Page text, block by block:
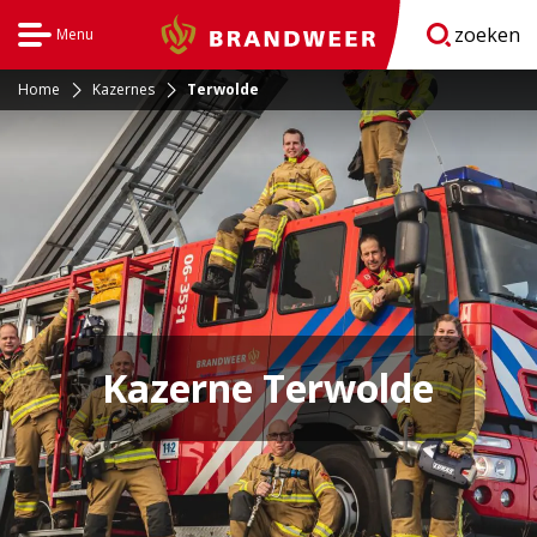
Menu Brandweer zoeken
Home Kazernes Terwolde
Kazerne Terwolde